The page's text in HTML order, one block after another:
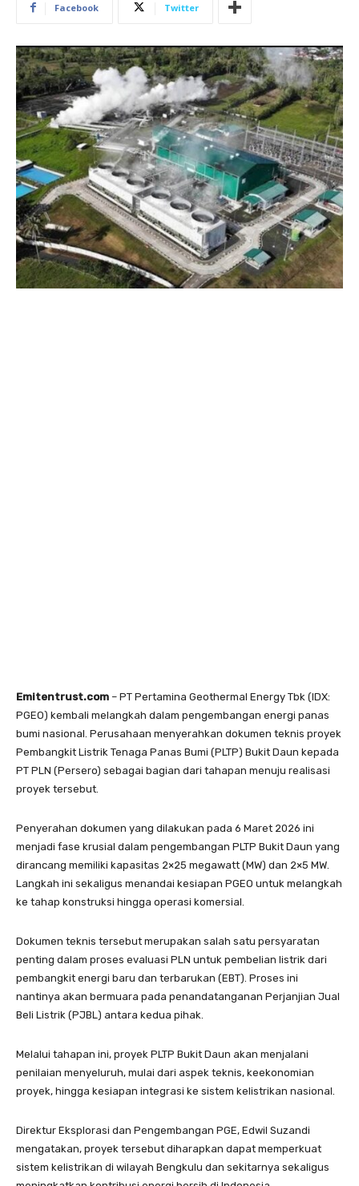
Facebook Twitter
Emitentrust.com – PT Pertamina Geothermal Energy Tbk (IDX:
PGEO) kembali melangkah dalam pengembangan energi panas
bumi nasional. Perusahaan menyerahkan dokumen teknis proyek
Pembangkit Listrik Tenaga Panas Bumi (PLTP) Bukit Daun kepada
PT PLN (Persero) sebagai bagian dari tahapan menuju realisasi
proyek tersebut.
Penyerahan dokumen yang dilakukan pada 6 Maret 2026 ini
menjadi fase krusial dalam pengembangan PLTP Bukit Daun yang
dirancang memiliki kapasitas 2×25 megawatt (MW) dan 2×5 MW.
Langkah ini sekaligus menandai kesiapan PGEO untuk melangkah
ke tahap konstruksi hingga operasi komersial.
Dokumen teknis tersebut merupakan salah satu persyaratan
penting dalam proses evaluasi PLN untuk pembelian listrik dari
pembangkit energi baru dan terbarukan (EBT). Proses ini
nantinya akan bermuara pada penandatanganan Perjanjian Jual
Beli Listrik (PJBL) antara kedua pihak.
Melalui tahapan ini, proyek PLTP Bukit Daun akan menjalani
penilaian menyeluruh, mulai dari aspek teknis, keekonomian
proyek, hingga kesiapan integrasi ke sistem kelistrikan nasional.
Direktur Eksplorasi dan Pengembangan PGE, Edwil Suzandi
mengatakan, proyek tersebut diharapkan dapat memperkuat
sistem kelistrikan di wilayah Bengkulu dan sekitarnya sekaligus